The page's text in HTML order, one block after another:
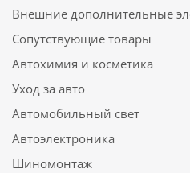
Внешние дополнительные
Сопутствующие товары
Автохимия и косметика
Уход за авто
Автомобильный свет
Автоэлектроника
Шиномонтаж